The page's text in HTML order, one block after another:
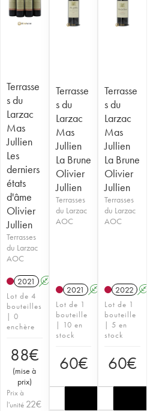
Terrasse
s du
Larzac
Mas
Jullien
Les
derniers
états
d'âme
Olivier
Jullien
Terrasses
du Larzac
AOC
2021 A
Lot de 4
bouteilles
| 0
enchère
88€
(mise à
prix)
Prix à
l'unité 22€
Terrasse
s du
Larzac
Mas
Jullien
La Brune
Olivier
Jullien
Terrasses
du Larzac
AOC
2021 A
Lot de 1
bouteille
| 10 en
stock
60€
Terrasse
s du
Larzac
Mas
Jullien
La Brune
Olivier
Jullien
Terrasses
du Larzac
AOC
2022 A
Lot de 1
bouteille
| 5 en
stock
60€